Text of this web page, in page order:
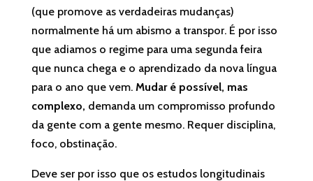
(que promove as verdadeiras mudanças)
normalmente há um abismo a transpor. É por isso
que adiamos o regime para uma segunda feira
que nunca chega e o aprendizado da nova língua
para o ano que vem. Mudar é possível, mas
complexo, demanda um compromisso profundo
da gente com a gente mesmo. Requer disciplina,
foco, obstinação.
Deve ser por isso que os estudos longitudinais